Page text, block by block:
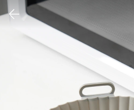
클릭 시 이미지 확대 보기 팝업 열림